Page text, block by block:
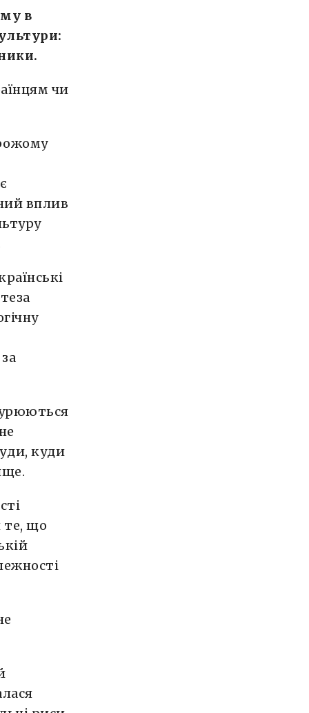
в
чи
вплив
куди
те, що